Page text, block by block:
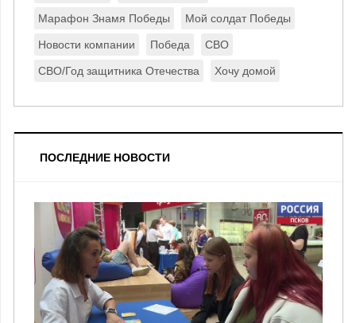
Марафон Знамя Победы Мой солдат Победы
Новости компании Победа СВО
СВО/Год защитника Отечества Хочу домой
ПОСЛЕДНИЕ НОВОСТИ